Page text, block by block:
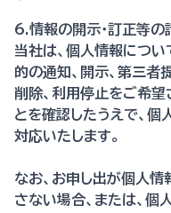
6.情報の開示・訂正等の
当社は、個人情報につ
的の通知、開示、第三者
削除、利用停止をご希
とを確認したうえで、個
対応いたします。
なお、お申し出が個人
さない場合、または、個